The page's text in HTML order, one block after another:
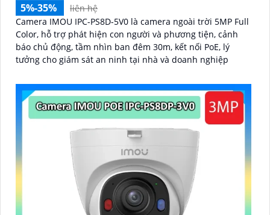
5%-35%
liên hệ
Camera IMOU IPC-PS8D-5V0 là camera ngoài trời 5MP Full
Color, hỗ trợ phát hiện con người và phương tiện, cảnh
báo chủ động, tầm nhìn ban đêm 30m, kết nối PoE, lý
tưởng cho giám sát an ninh tại nhà và doanh nghiệp